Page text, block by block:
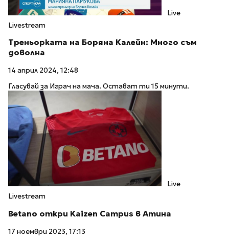
Live
Livestream
Треньорката на Боряна Калейн: Много съм
доволна
14 април 2024, 12:48
Гласувай за Играч на мача. Остават ти 15 минути.
Live
Livestream
Betano откри Kaizen Campus в Атина
17 ноември 2023, 17:13